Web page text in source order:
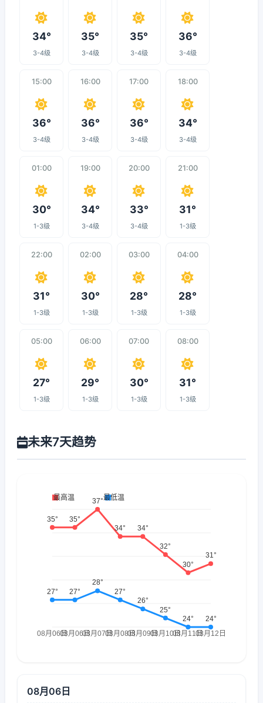
34°
3-4级
35°
3-4级
35°
3-4级
36°
3-4级
15:00
36°
3-4级
16:00
36°
3-4级
17:00
36°
3-4级
18:00
34°
3-4级
01:00
30°
1-3级
19:00
34°
3-4级
20:00
33°
3-4级
21:00
31°
1-3级
22:00
31°
1-3级
02:00
30°
1-3级
03:00
28°
1-3级
04:00
28°
1-3级
05:00
27°
1-3级
06:00
29°
1-3级
07:00
30°
1-3级
08:00
31°
1-3级
未来7天趋势
08月06日